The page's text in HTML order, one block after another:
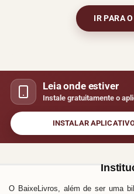
IR PARA
Leia onde estiver
Instale gratuitamente o
INSTALAR
O BaixeLivros, além de ser uma